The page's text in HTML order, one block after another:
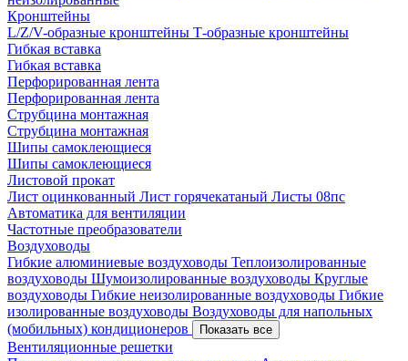
Кронштейны
L/Z/V-образные кронштейны Т-образные кронштейны
Гибкая вставка
Гибкая вставка
Перфорированная лента
Перфорированная лента
Струбцина монтажная
Струбцина монтажная
Шипы самоклеющиеся
Шипы самоклеющиеся
Листовой прокат
Лист оцинкованный Лист горячекатаный Листы 08пс
Автоматика для вентиляции
Частотные преобразователи
Воздуховоды
Гибкие алюминиевые воздуховоды Теплоизолированные
воздуховоды Шумоизолированные воздуховоды Круглые
воздуховоды Гибкие неизолированные воздуховоды Гибкие
изолированные воздуховоды Воздуховоды для напольных
(мобильных) кондиционеров
Показать все
Вентиляционные решетки